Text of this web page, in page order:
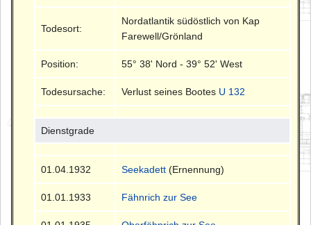
Todesort:
Nordatlantik südöstlich von Kap
Farewell/Grönland
Position: 55° 38' Nord - 39° 52' West
Todesursache: Verlust seines Bootes U 132
Dienstgrade
01.04.1932 Seekadett (Ernennung)
01.01.1933 Fähnrich zur See